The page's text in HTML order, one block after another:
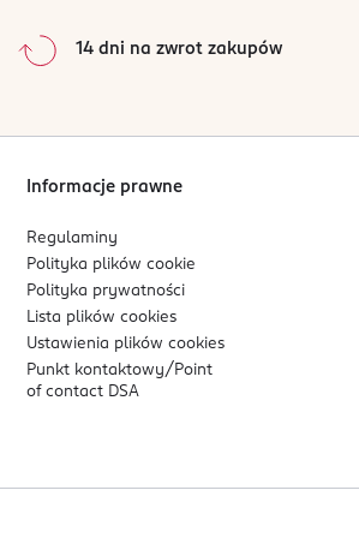
wgdata: od najnowszej
14 dni na zwrot zakupów
Informacje prawne
Regulaminy
Polityka plikówcookie
Polityka prywatności
Lista plikówcookies
Ustawienia plikówcookies
Punkt kontaktowy/ Point
of contact DSA